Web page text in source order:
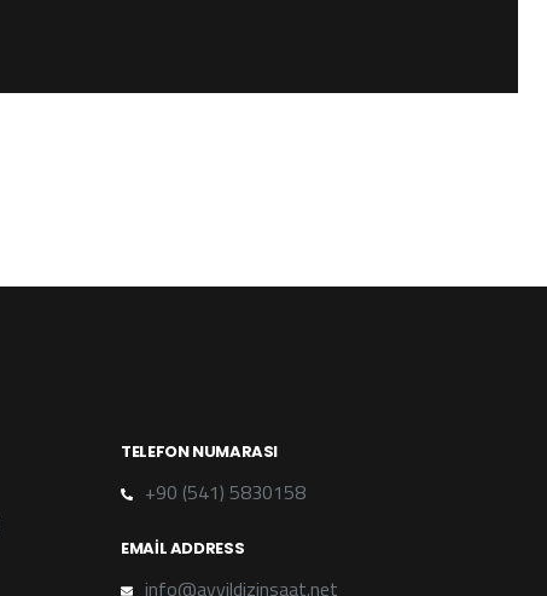
TELEFON NUMARASI
+90 (541) 5830158
EMAIL ADDRESS
info@ayyildizinsaat.net